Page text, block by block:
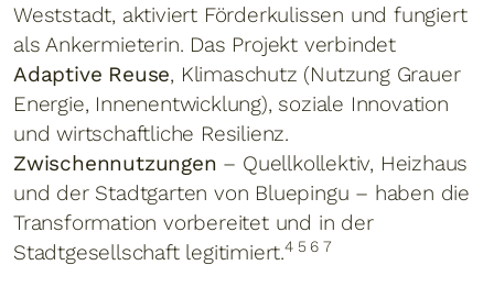
Weststadt, aktiviert Förderkulissen und fungiert
als Ankermieterin. Das Projekt verbindet
Adaptive Reuse, Klimaschutz (Nutzung Grauer
Energie, Innenentwicklung), soziale Innovation
und wirtschaftliche Resilienz.
Zwischennutzungen – Quellkollektiv, Heizhaus
und der Stadtgarten von Bluepingu – haben die
Transformation vorbereitet und in der
Stadtgesellschaft legitimiert.4 5 6 7